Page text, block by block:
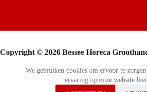
We gebruiken cookies om ervoor te
ervaring op onze website
Copyright © 2026 Bessee Horeca